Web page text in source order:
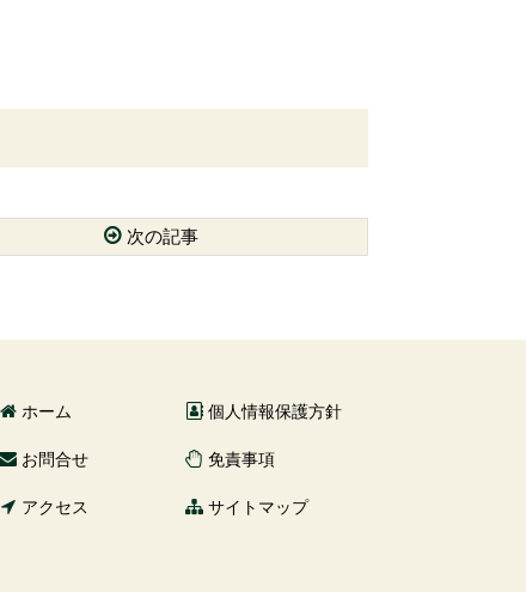
次の記事
ホーム
お問合せ
アクセス
個人情報保護方針
免責事項
サイトマップ